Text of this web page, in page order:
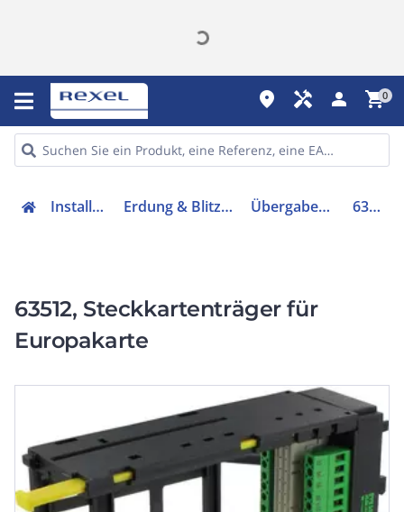
place handyman person shopping_cart0
Installation Erdung & Blitzschutz Übergabemodul 63512
63512, Steckkartenträger für
Europakarte